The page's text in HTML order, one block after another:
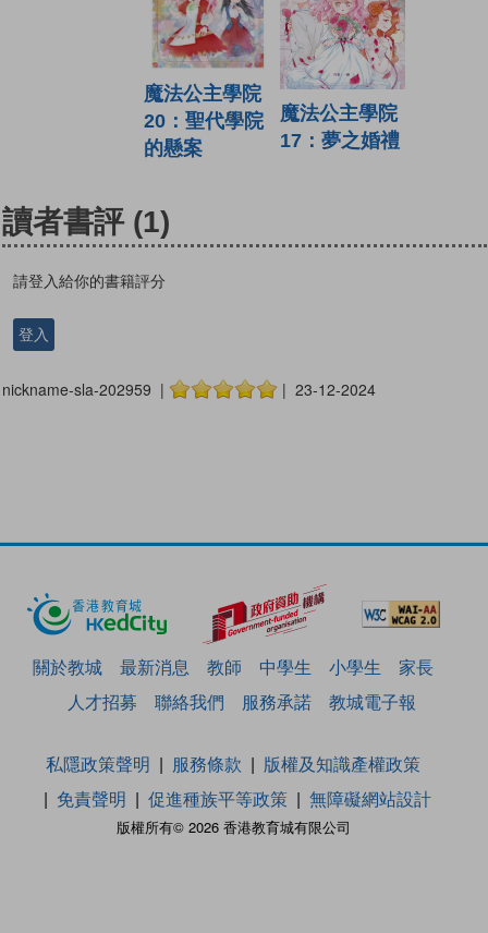
魔法公主學院
20：聖代學院
的懸案
魔法公主學院
17：夢之婚禮
讀者書評 (1)
請登入給你的書籍評分
登入
nickname-sla-202959 | | 23-12-2024
關於教城 最新消息 教師 中學生 小學生
家長
人才招募
聯絡我們 服務承諾 教城電子報
版權所有© 2026 香港教育城有限公司
私隱政策聲明 服務條款
版權及知識產權政策
免責聲明
促進種族平等政策 無障礙網站設計